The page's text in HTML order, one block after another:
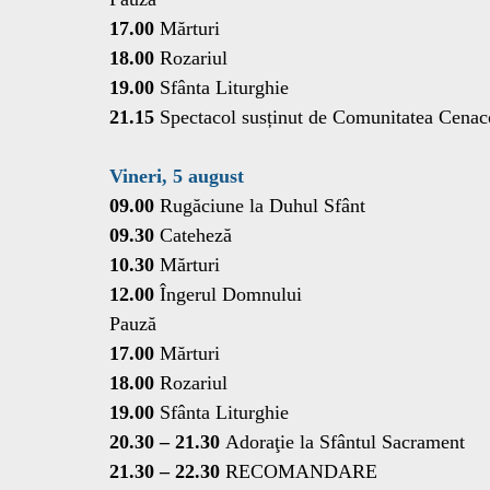
17.00 Mărturi
18.00 Rozariul
19.00 Sfânta Liturghie
21.15 Spectacol susținut de Comunitatea
Vineri, 5 august
09.00 Rugăciune la Duhul Sfânt
09.30 Cateheză
10.30 Mărturi
12.00 Îngerul Domnului
Pauză
17.00 Mărturi
18.00 Rozariul
19.00 Sfânta Liturghie
20.30 – 21.30 Adoraţie la Sfântul Sacrament
21.30 – 22.30 RECOMANDARE